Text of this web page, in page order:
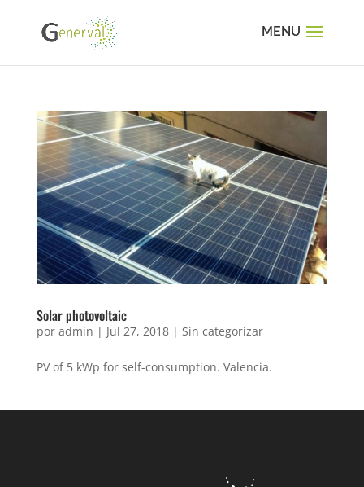
Solar photovoltaic
por admin | Jul 27, 2018| Sin categorizar
PV of 5 kWp for self-consumption. Valencia.